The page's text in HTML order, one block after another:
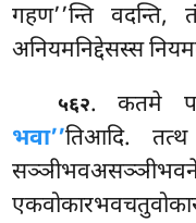
गहण’’न्ति
अनियमनिद्देसस्स
५६२. कतमे
भवा’’तिआदि.